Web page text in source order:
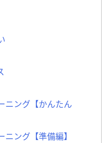
ニング【かんたん
ング【準備編】